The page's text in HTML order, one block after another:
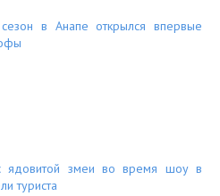
в Анапе открылся впервые
ядовитой змеи во время шоу в
туриста